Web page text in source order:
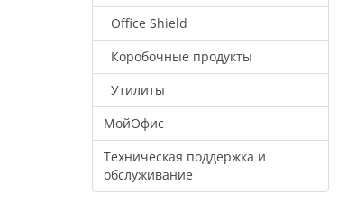
Office Shield
Коробочные продукты
Утилиты
МойОфис
Техническая поддержка и
обслуживание